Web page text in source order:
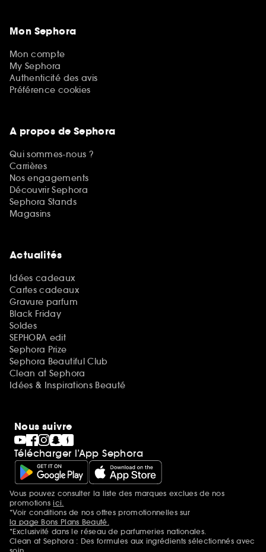
Mon Sephora
Mon compte
My Sephora
Authenticité des avis
Préférence cookies
A propos de Sephora
Qui sommes-nous ?
Carrières
Nos engagements
Découvrir Sephora
Sephora Stands
Magasins
Actualités
Idées cadeaux
Cartes cadeaux
Gravure parfum
Black Friday
Soldes
SEPHORA edit
Sephora Prize
Sephora Beautiful Club
Clean at Sephora
Idées & Inspirations Beauté
Nous suivre
Télécharger l’App Sephora
Mentions additionnelles
Vous pouvez consulter la liste des marques exclues de nos
promotionsici.
*Voir conditions de nos offres promotionnelles sur
la page Bons Plans Beauté.
*Exclusivité dans le réseau de parfumeries nationales.
Clean at Sephora : Des formules aux ingrédients sélectionnés avec